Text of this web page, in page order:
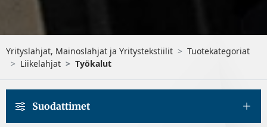
Yrityslahjat, Mainoslahjat ja Yritystekstiilit
Tuotekategoriat
Liikelahjat
Työkalut
Suodattimet